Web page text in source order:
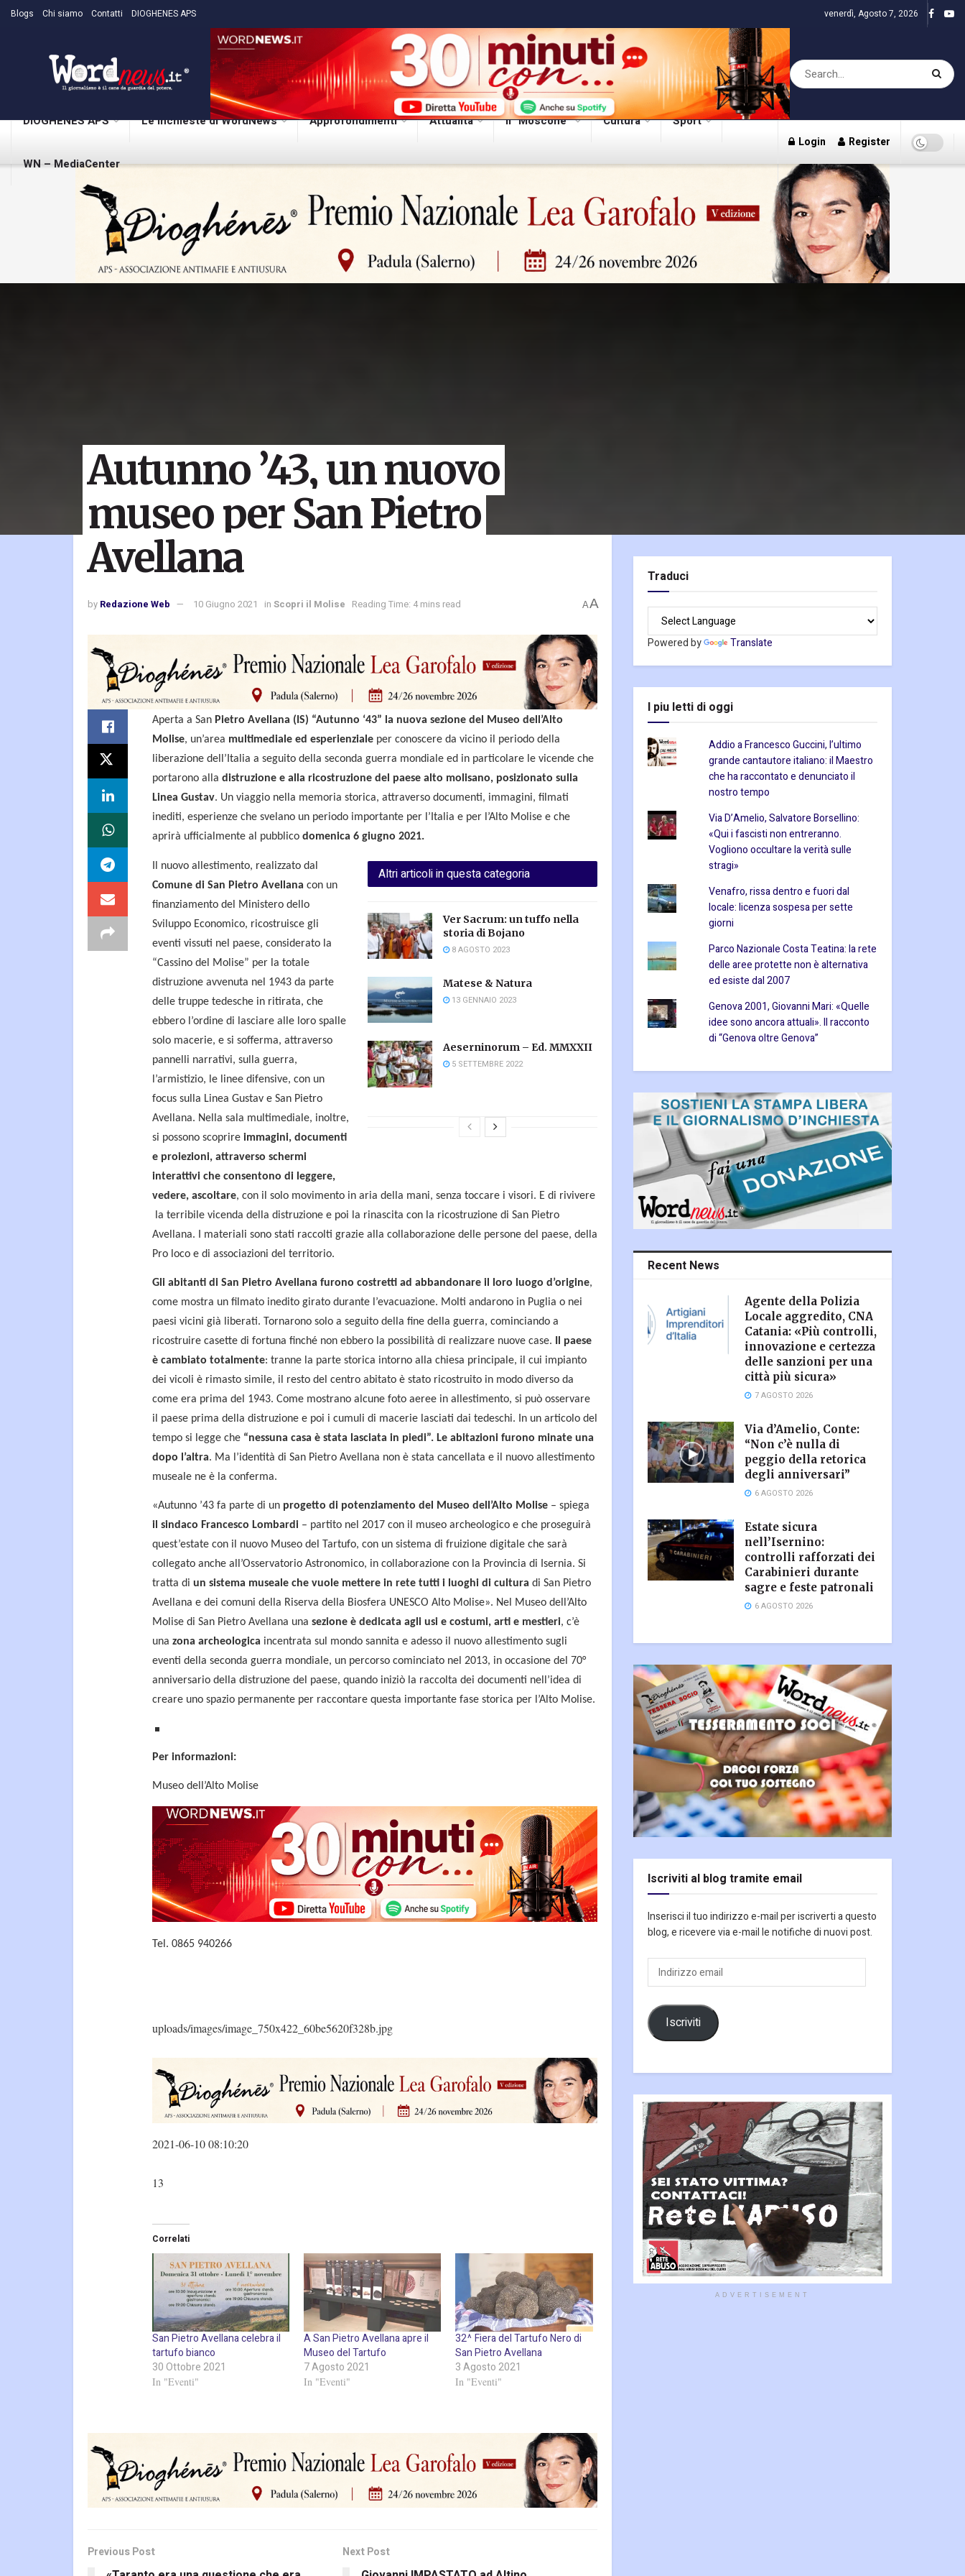
Blogs Chi siamo Contatti DIOGHENES APS venerdì, Agosto 7, 2026
DIOGHENES APS Le inchieste di WordNews Approfondimenti Attualità Il “Moscone” Cultura Sport
WN – MediaCenter
Login Register
Autunno ’43, un nuovo
museo per San Pietro
Avellana
by Redazione Web 10 Giugno 2021 in Scopri il Molise Reading Time: 4 mins read AA
Aperta a San Pietro Avellana (IS) “Autunno ‘43” la nuova sezione del Museo dell’Alto
Molise, un’area multimediale ed esperienziale per conoscere da vicino il periodo della
liberazione dell’Italia a seguito della seconda guerra mondiale ed in particolare le vicende che
portarono alla distruzione e alla ricostruzione del paese alto molisano, posizionato sulla
Linea Gustav. Un viaggio nella memoria storica, attraverso documenti, immagini, filmati
inediti, esperienze che svelano un periodo importante per l’Italia e per l’Alto Molise e che
aprirà ufficialmente al pubblico domenica 6 giugno 2021.
Altri articoli in questa categoria
Ver Sacrum: un tuffo nella
storia di Bojano
8 AGOSTO 2023
Matese & Natura
13 GENNAIO 2023
Aeserninorum – Ed. MMXXII
5 SETTEMBRE 2022
Il nuovo allestimento, realizzato dal
Comune di San Pietro Avellana con un
finanziamento del Ministero dello
Sviluppo Economico, ricostruisce gli
eventi vissuti nel paese, considerato la
“Cassino del Molise” per la totale
distruzione avvenuta nel 1943 da parte
delle truppe tedesche in ritirata, che
ebbero l’ordine di lasciare alle loro spalle
solo macerie, e si sofferma, attraverso
pannelli narrativi, sulla guerra,
l’armistizio, le linee difensive, con un
focus sulla Linea Gustav e San Pietro
Avellana. Nella sala multimediale, inoltre,
si possono scoprire immagini, documenti
e proiezioni, attraverso schermi
interattivi che consentono di leggere,
vedere, ascoltare, con il solo movimento in aria della mani, senza toccare i visori. E di rivivere
la terribile vicenda della distruzione e poi la rinascita con la ricostruzione di San Pietro
Avellana. I materiali sono stati raccolti grazie alla collaborazione delle persone del paese, della
Pro loco e di associazioni del territorio.
Gli abitanti di San Pietro Avellana furono costretti ad abbandonare il loro luogo d’origine,
come mostra un filmato inedito girato durante l’evacuazione. Molti andarono in Puglia o nei
paesi vicini già liberati. Tornarono solo a seguito della fine della guerra, cominciando a
ricostruire casette di fortuna finché non ebbero la possibilità di realizzare nuove case.
Il paese
è cambiato totalmente: tranne la parte storica intorno alla chiesa principale, il cui impianto
dei vicoli è rimasto simile, il resto del centro abitato è stato ricostruito in modo diverso da
come era prima del 1943. Come mostrano alcune foto aeree in allestimento, si può osservare
il paese prima della distruzione e poi i cumuli di macerie lasciati dai tedeschi. In un articolo del
tempo si legge che “nessuna casa è stata lasciata in piedi”. Le abitazioni furono minate una
dopo l’altra. Ma l’identità di San Pietro Avellana non è stata cancellata e il nuovo allestimento
museale ne è la conferma.
«Autunno ’43 fa parte di un progetto di potenziamento del Museo dell’Alto Molise – spiega
il sindaco Francesco Lombardi – partito nel 2017 con il museo archeologico e che proseguirà
quest’estate con il nuovo Museo del Tartufo, con un sistema di fruizione digitale che sarà
collegato anche all’Osservatorio Astronomico, in collaborazione con la Provincia di Isernia. Si
tratta di un sistema museale che vuole mettere in rete tutti i luoghi di cultura di San Pietro
Avellana e dei comuni della Riserva della Biosfera UNESCO Alto Molise». Nel Museo dell’Alto
Molise di San Pietro Avellana una sezione è dedicata agli usi e costumi, arti e mestieri, c’è
una zona archeologica incentrata sul mondo sannita e adesso il nuovo allestimento sugli
eventi della seconda guerra mondiale, un percorso cominciato nel 2013, in occasione del 70°
anniversario della distruzione del paese, quando iniziò la raccolta dei documenti nell’idea di
creare uno spazio permanente per raccontare questa importante fase storica per l’Alto Molise.
Per informazioni:
Museo dell’Alto Molise
Tel. 0865 940266
uploads/images/image_750x422_60be5620f328b.jpg
2021-06-10 08:10:20
13
Correlati
San Pietro Avellana celebra il
tartufo bianco
30 Ottobre 2021
In "Eventi"
A San Pietro Avellana apre il
Museo del Tartufo
7 Agosto 2021
In "Eventi"
32^ Fiera del Tartufo Nero di
San Pietro Avellana
3 Agosto 2021
In "Eventi"
Previous Post Next Post
Traduci
Powered by Translate
I piu letti di oggi
Addio a Francesco Guccini, l’ultimo
grande cantautore italiano: il Maestro
che ha raccontato e denunciato il
nostro tempo
Via D’Amelio, Salvatore Borsellino:
«Qui i fascisti non entreranno.
Vogliono occultare la verità sulle
stragi»
Venafro, rissa dentro e fuori dal
locale: licenza sospesa per sette
giorni
Parco Nazionale Costa Teatina: la rete
delle aree protette non è alternativa
ed esiste dal 2007
Genova 2001, Giovanni Mari: «Quelle
idee sono ancora attuali». Il racconto
di “Genova oltre Genova”
Recent News
Agente della Polizia
Locale aggredito, CNA
Catania: «Più controlli,
innovazione e certezza
delle sanzioni per una
città più sicura»
7 AGOSTO 2026
Via d’Amelio, Conte:
“Non c’è nulla di
peggio della retorica
degli anniversari”
6 AGOSTO 2026
Estate sicura
nell’Isernino:
controlli rafforzati dei
Carabinieri durante
sagre e feste patronali
6 AGOSTO 2026
Iscriviti al blog tramite email
Inserisci il tuo indirizzo e-mail per iscriverti a questo
blog, e ricevere via e-mail le notifiche di nuovi post.
Indirizzo
email
Iscriviti
ADVERTISEMENT